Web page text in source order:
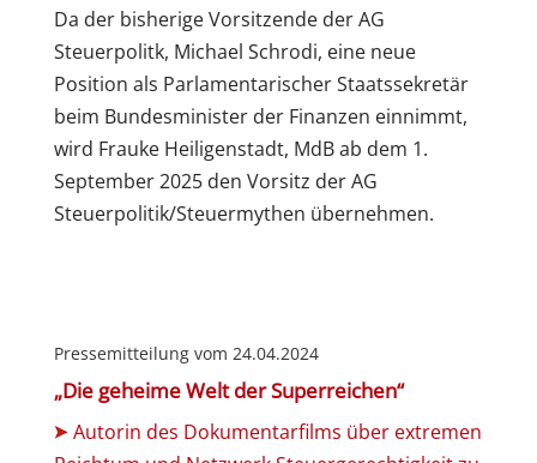
Da der bisherige Vorsitzende der AG
Steuerpolitk, Michael Schrodi, eine neue
Position als Parlamentarischer Staatssekretär
beim Bundesminister der Finanzen einnimmt,
wird Frauke Heiligenstadt, MdB ab dem 1.
September 2025 den Vorsitz der AG
Steuerpolitik/Steuermythen übernehmen.
Pressemitteilung vom 24.04.2024
„Die geheime Welt der Superreichen“
Autorin des Dokumentarfilms über extremen